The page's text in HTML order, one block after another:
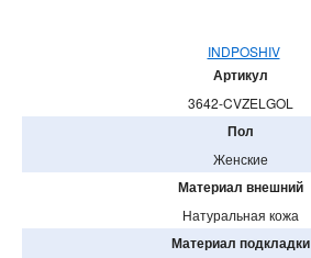
INDPOSHIV
Артикул
3642-CVZELGOL
Пол
Женские
Материал внешний
Натуральная кожа
Материал подкладки